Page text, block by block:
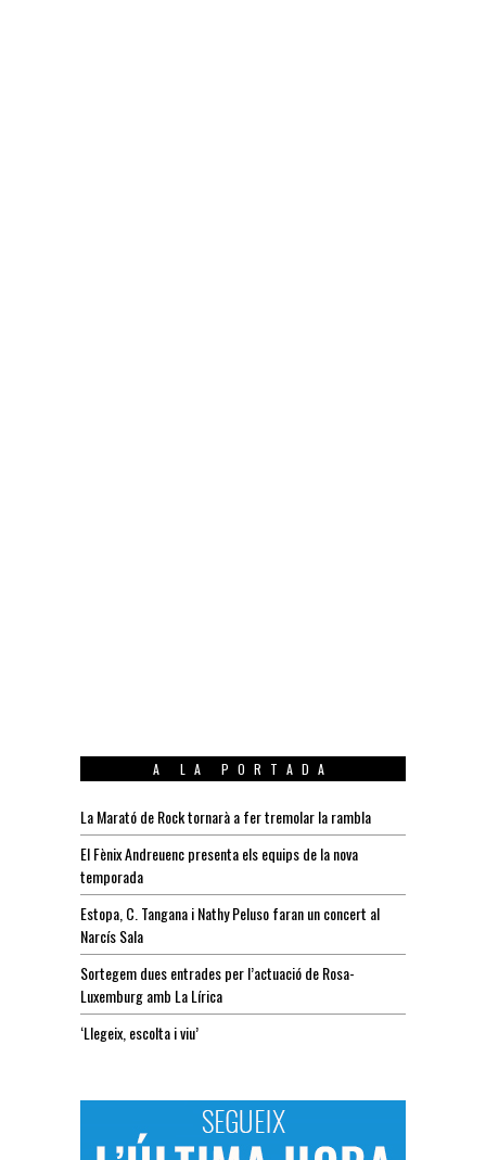
A LA PORTADA
La Marató de Rock tornarà a fer tremolar la rambla
El Fènix Andreuenc presenta els equips de la nova
temporada
Estopa, C. Tangana i Nathy Peluso faran un concert al
Narcís Sala
Sortegem dues entrades per l’actuació de Rosa-
Luxemburg amb La Lírica
‘Llegeix, escolta i viu’